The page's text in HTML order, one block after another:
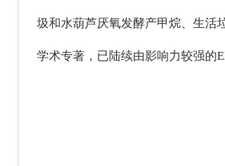
圾和水葫芦厌氧发酵产甲烷、生活
学术专著，已陆续由影响力较强的